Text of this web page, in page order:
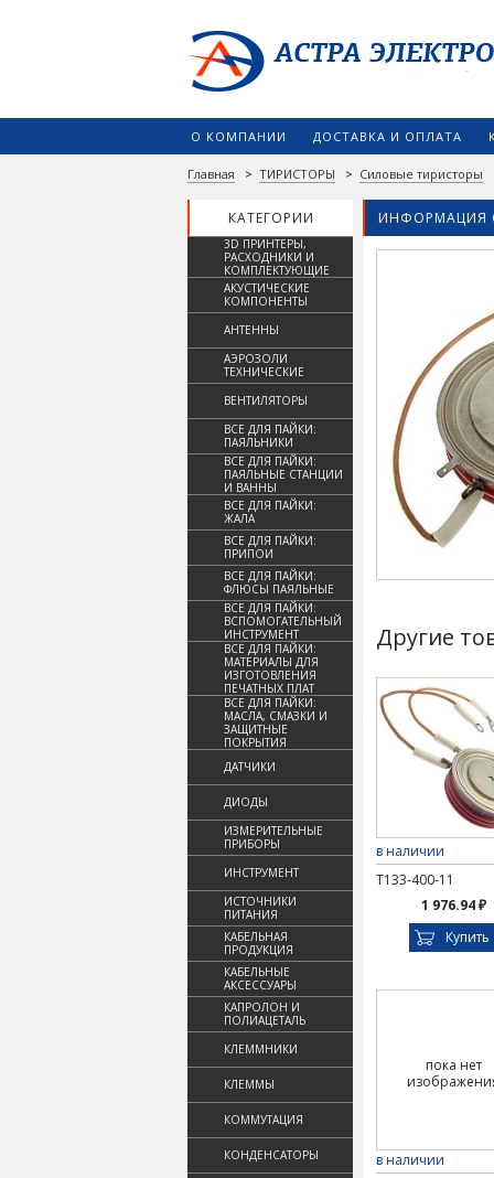
О КОМПАНИИ ДОСТАВКА И ОПЛАТА
Главная > ТИРИСТОРЫ > Силовые тиристоры
КАТЕГОРИИ ИНФОРМАЦИЯ
3D ПРИНТЕРЫ,
РАСХОДНИКИ И
КОМПЛЕКТУЮЩИЕ
АКУСТИЧЕСКИЕ
КОМПОНЕНТЫ
АНТЕННЫ
АЭРОЗОЛИ
ТЕХНИЧЕСКИЕ
ВЕНТИЛЯТОРЫ
ВСЕ ДЛЯ ПАЙКИ:
ПАЯЛЬНИКИ
ВСЕ ДЛЯ ПАЙКИ:
ПАЯЛЬНЫЕ СТАНЦИИ
И ВАННЫ
ВСЕ ДЛЯ ПАЙКИ:
ЖАЛА
ВСЕ ДЛЯ ПАЙКИ:
ПРИПОИ
ВСЕ ДЛЯ ПАЙКИ:
ФЛЮСЫ ПАЯЛЬНЫЕ
ВСЕ ДЛЯ ПАЙКИ:
ВСПОМОГАТЕЛЬНЫЙ
ИНСТРУМЕНТ
ВСЕ ДЛЯ ПАЙКИ:
МАТЕРИАЛЫ ДЛЯ
ИЗГОТОВЛЕНИЯ
ПЕЧАТНЫХ ПЛАТ
ВСЕ ДЛЯ ПАЙКИ:
МАСЛА, СМАЗКИ И
ЗАЩИТНЫЕ
ПОКРЫТИЯ
ДАТЧИКИ
ДИОДЫ
ИЗМЕРИТЕЛЬНЫЕ
ПРИБОРЫ
ИНСТРУМЕНТ
ИСТОЧНИКИ
ПИТАНИЯ
КАБЕЛЬНАЯ
ПРОДУКЦИЯ
КАБЕЛЬНЫЕ
АКСЕССУАРЫ
КАПРОЛОН И
ПОЛИАЦЕТАЛЬ
КЛЕММНИКИ
КЛЕММЫ
КОММУТАЦИЯ
КОНДЕНСАТОРЫ
Другие
в наличии
Т133-400-11
1 976.94 ₽
Купить
пока нет
в наличии